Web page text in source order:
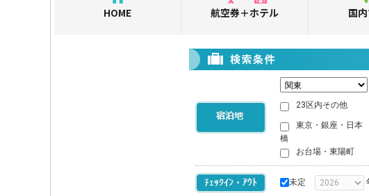
HOME 航空券＋ホテル 国
23区内その他
東京・銀座・日本
橋
お台場・東陽町
未定